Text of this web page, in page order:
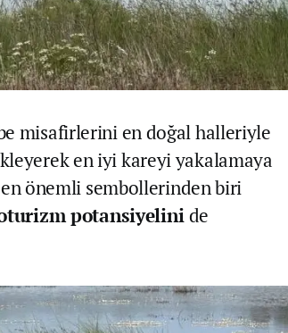
misafirlerini en doğal halleriyle
en iyi kareyi yakalamaya
önemli sembollerinden biri
potansiyelinide